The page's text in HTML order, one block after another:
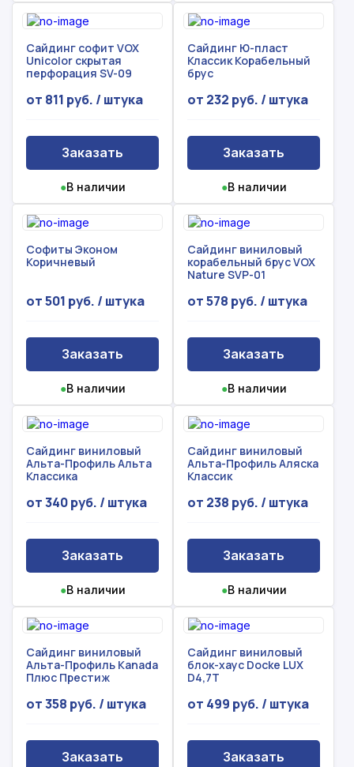
Сайдинг софит VOX
Unicolor скрытая
перфорация SV-09
от 811 руб. / штука
Заказать
●В наличии
Сайдинг Ю-пласт
Классик Корабельный
брус
от 232 руб. / штука
Заказать
●В наличии
Софиты Эконом
Коричневый
от 501 руб. / штука
Заказать
●В наличии
Сайдинг виниловый
корабельный брус VOX
Nature SVP-01
от 578 руб. / штука
Заказать
●В наличии
Сайдинг виниловый
Альта-Профиль Альта
Классика
от 340 руб. / штука
Заказать
●В наличии
Сайдинг виниловый
Альта-Профиль Аляска
Классик
от 238 руб. / штука
Заказать
●В наличии
Сайдинг виниловый
Альта-Профиль Kanada
Плюс Престиж
от 358 руб. / штука
Заказать
Сайдинг виниловый
блок-хаус Docke LUX
D4,7Т
от 499 руб. / штука
Заказать